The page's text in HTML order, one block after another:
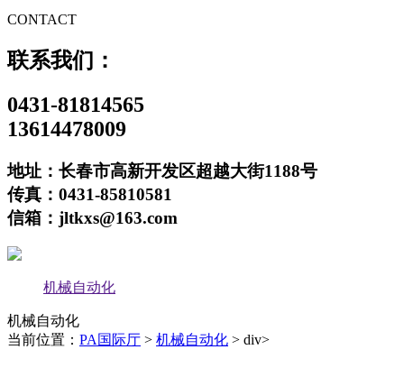
CONTACT
联系我们：
0431-81814565
13614478009
地址：长春市高新开发区超越大街1188号
传真：0431-85810581
信箱：jltkxs@163.com
机械自动化
机械自动化
当前位置： PA国际厅 > 机械自动化 > div>